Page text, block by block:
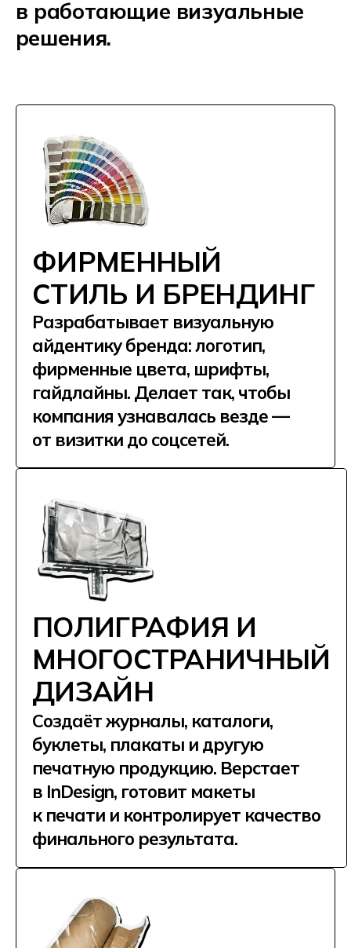
ПОЛИГРАФИЯ И
МНОГОСТРАНИЧНЫЙ
ДИЗАЙН
Создаёт журналы, каталоги,
буклеты, плакаты и другую
печатную продукцию. Верстает
в InDesign, готовит макеты
к печати и контролирует качество
финального результата.
DIGITAL И ВЕБ-
Проектирует баннеры, посты для
соцсетей, лендинги, UI-элементы.
Адаптирует дизайн под разные
форматы и устройства, работает
в Photoshop и Illustrator.
стажировка.jpg